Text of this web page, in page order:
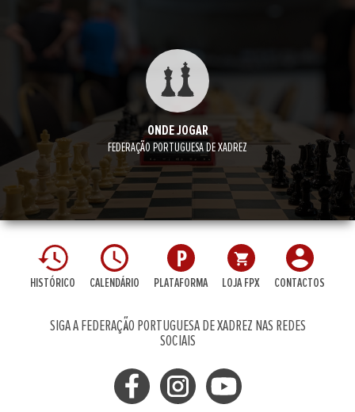
ONDE JOGAR
FEDERAÇÃO PORTUGUESA DE XADREZ
HISTÓRICO CALENDÁRIO PLATAFORMA LOJA FPX CONTACTOS
SIGA A FEDERAÇÃO PORTUGUESA DE XADREZ NAS REDES
SOCIAIS